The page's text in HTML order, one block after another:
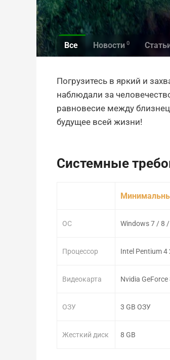
Все Новости 0
Погрузитесь в яркий и
наблюдали за
равновесие между
будущее всей жизни!
Системные
ОС
Процессор
Видеокарта
ОЗУ
Жесткий диск
Windows 7 / 8
Intel Pentium 4
Nvidia
3 GB ОЗУ
8 GB